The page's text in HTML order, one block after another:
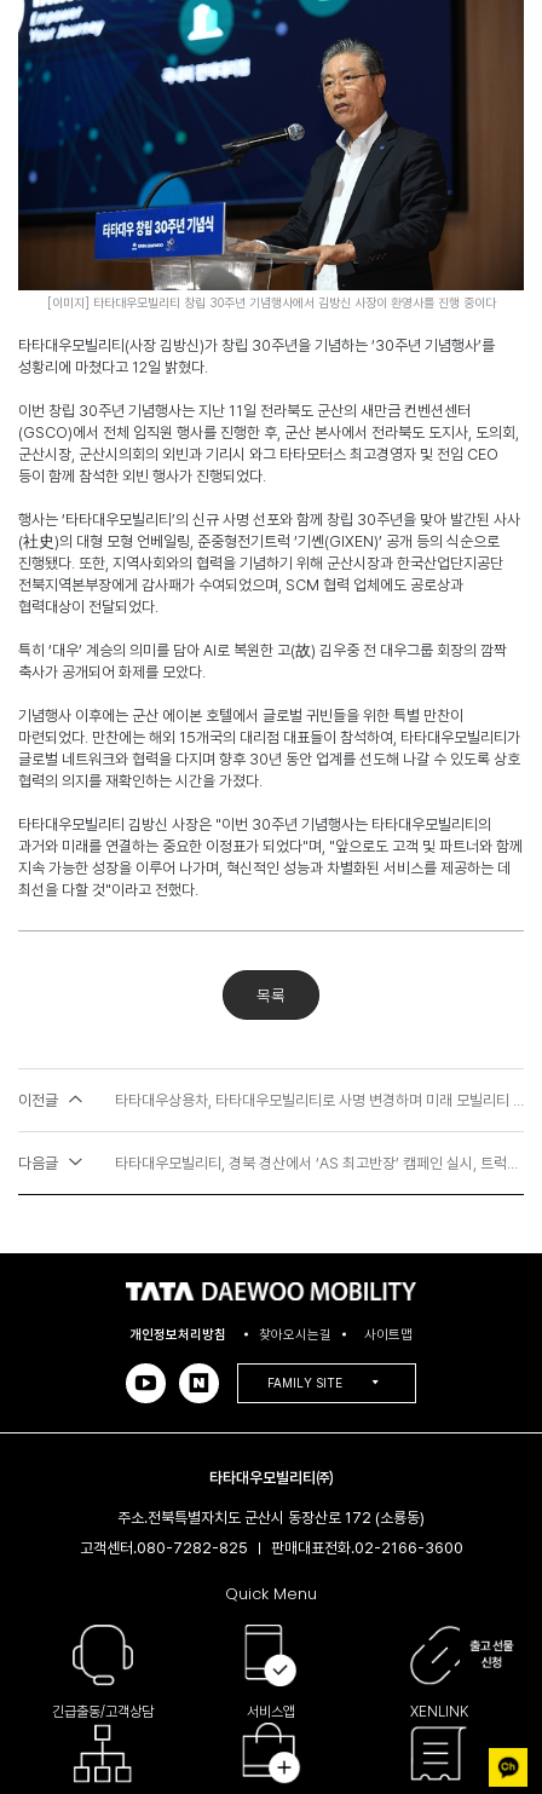
이미지 타타대우모빌리티 창립 30주년 기념행사에서 김방신 사장이 환영사를 진행 중이다
타타대우모빌리티 (사장 김방신)가 창립 30주년을 기념하는 ‘30주년 기념행사’를
성황리에 마쳤다고 12일 밝혔다.
이번 창립 30주년 기념행사는 지난 11 일 전라북도 군산의 새만금 컨벤션센터
(GSCO)에서 전체 임직원 행사를 진행한 후, 군산 본사에서 전라북도 도지사, 도의회 ,
군산시장, 군산시의회의 외빈과 기리시 와그 타타모터스 최고경영자 및 전임 CEO
등이 함께 참석한 외빈 행사가 진행되었다.
행사는 ‘타타대우모빌리티 ’의 신규 사명 선포와 함께 창립 30주년을 맞아 발간된 사사
(社史)의 대형 모형 언베일링, 준중형전기트럭 ‘기쎈(GIXEN)’ 공개 등의 식순으로
진행됐다. 또한, 지역사회와의 협력을 기념하기 위해 군산시장과 한국산업단지공단
전북지역본부장에게 감사패가 수여되었으며 , SCM 협력 업체에도 공로상과
협력대상이 전달되었다.
특히 ‘대우’ 계승의 의미를 담아 AI로 복원한 고(故) 김우중 전 대우그룹 회장의 깜짝
축사가 공개되어 화제를 모았다.
기념행사 이후에는 군산 에이본 호텔에서 글로벌 귀빈들을 위한 특별 만찬이
마련되었다. 만찬에는 해외 15개국의 대리점 대표들이 참석하여 , 타타대우모빌리티가
글로벌 네트워크와 협력을 다지며 향후 30년 동안 업계를 선도해 나갈 수 있도록 상호
협력의 의지를 재확인하는 시간을 가졌다.
타타대우모빌리티 김방신 사장은 "이번 30주년 기념행사는 타타대우모빌리티의
과거와 미래를 연결하는 중요한 이정표가 되었다"며 , "앞으로도 고객 및 파트너와 함께
지속 가능한 성장을 이루어 나가며 , 혁신적인 성능과 차별화된 서비스를 제공하는 데
최선을 다할 것"이라고 전했다.
목록
이전글 타타대우상용차, 타타대우모빌리티로 사명 변경하며 미래 모빌리티 기업으로 첫발
다음글 타타대우모빌리티, 경북 경산에서 ‘AS 최고반장’ 캠페인 실시, 트럭도 ‘한파 대비’
개인정보처리방침 찾아오시는길 사이트맵
FAMILY SITE
타타대우모빌리티㈜
주소.전북특별자치도 군산시 동장산로 172 (소룡동)
고객센터.080-7282-825 판매대표전화.02-2166-3600​
Quick Menu
긴급출동/고객상담 서비스앱 XENLINK